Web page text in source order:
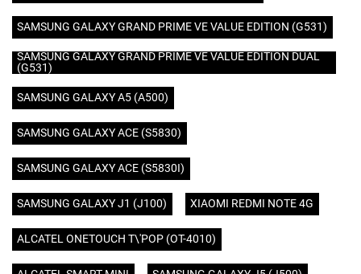
SAMSUNG GALAXY GRAND PRIME VE VALUE EDITION (G531)
SAMSUNG GALAXY GRAND PRIME VE VALUE EDITION DUAL
(G531)
SAMSUNG GALAXY A5 (A500)
SAMSUNG GALAXY ACE (S5830)
SAMSUNG GALAXY ACE (S5830I)
SAMSUNG GALAXY J1 (J100) XIAOMI REDMI NOTE 4G
ALCATEL ONETOUCH T\'POP (OT-4010)